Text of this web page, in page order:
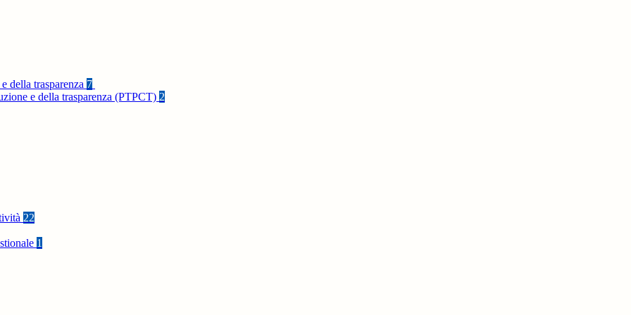
della trasparenza 7
e della trasparenza (PTPCT) 2
22
1